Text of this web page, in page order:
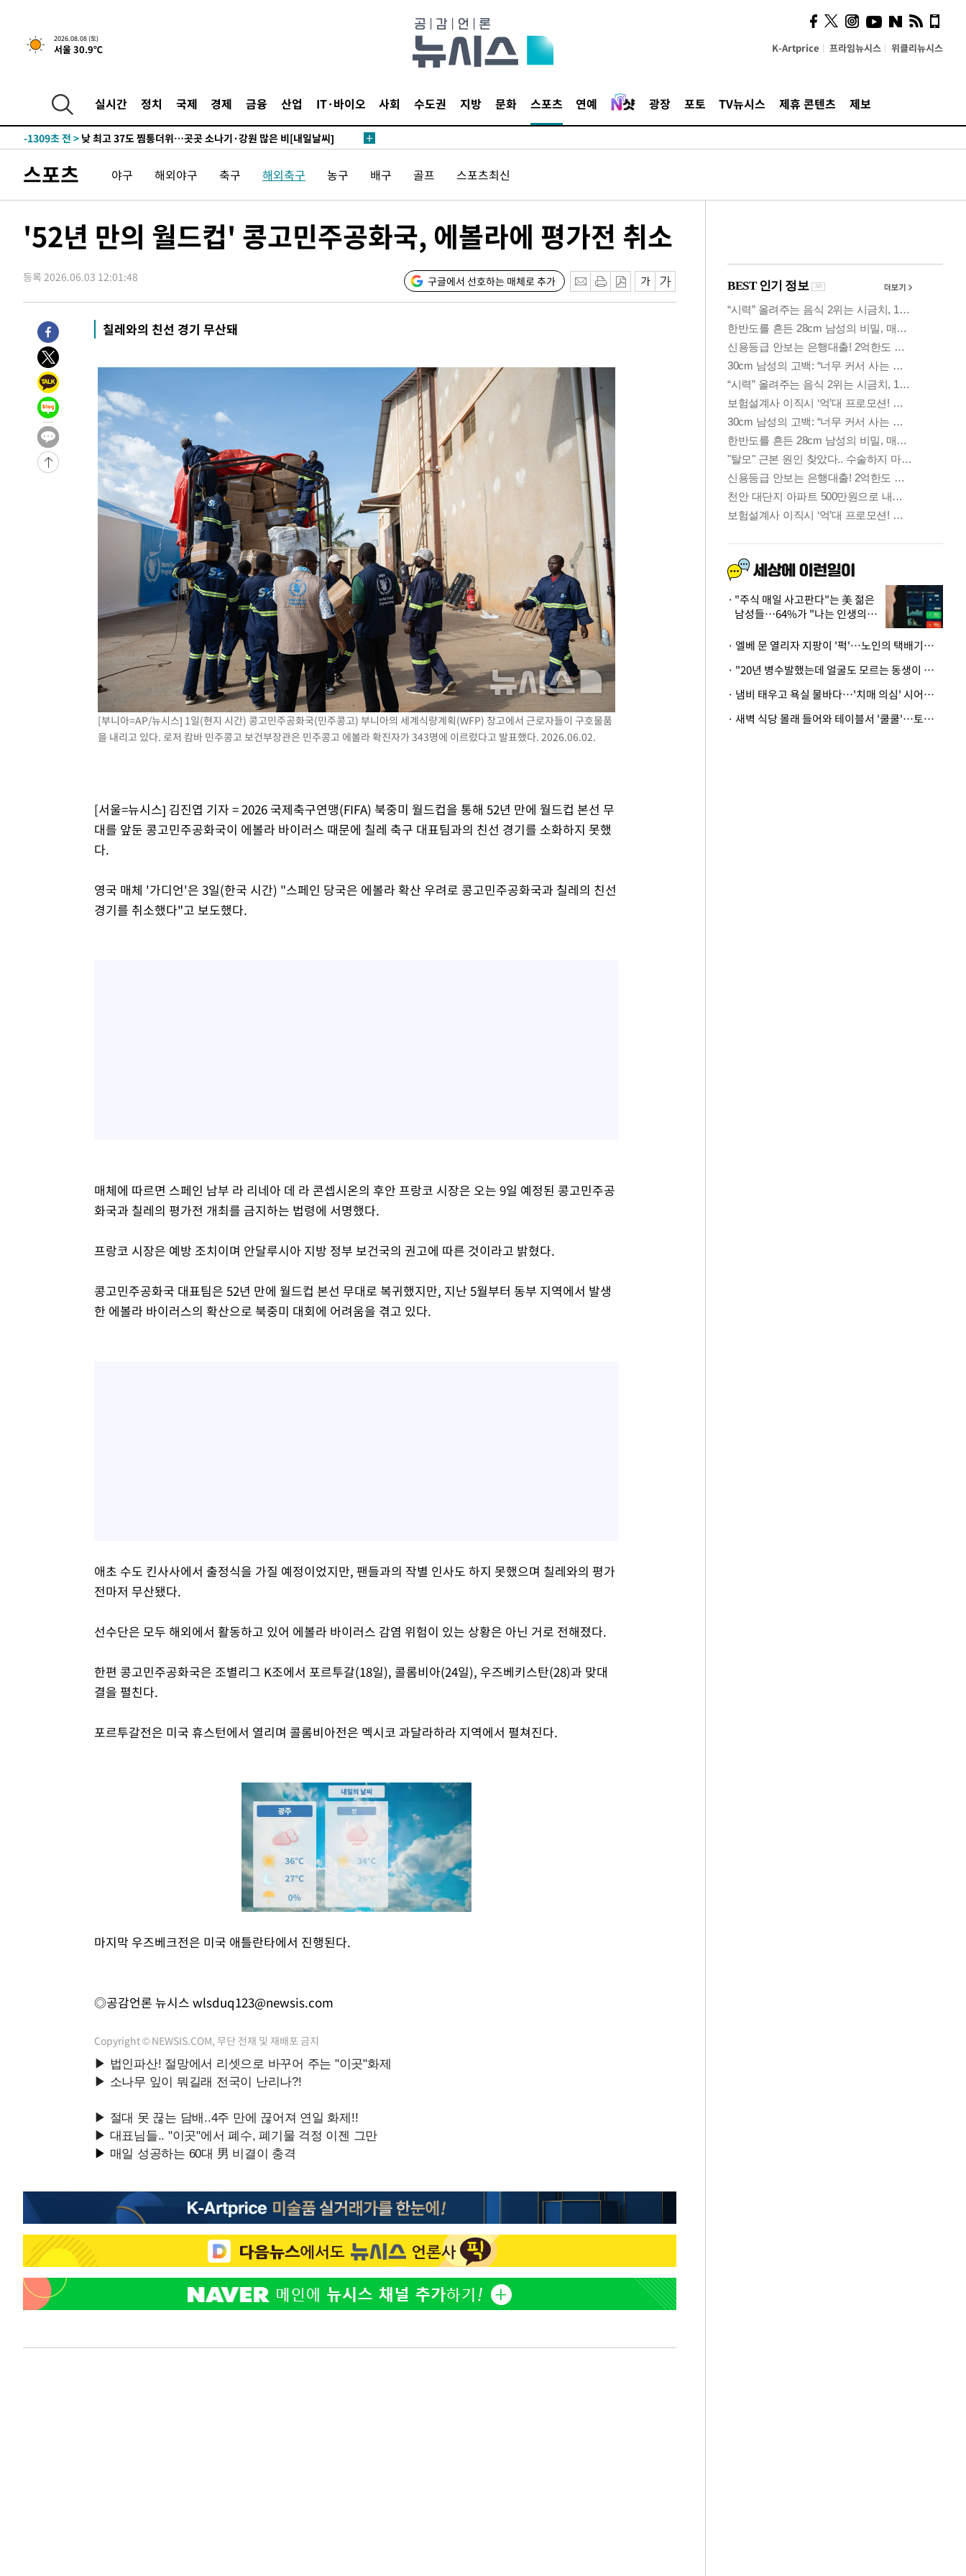
2026.08.08 (토)
서울 30.9℃ K-Artprice 프라임뉴시스 위클리뉴시스
실시간 정치 국제 경제 금융 산업 IT·바이오 사회 수도권 지방 문화 스포츠 연예 광장 포토 TV뉴시스 제휴 콘텐츠 제보
↓-12758초 전 >[속보]이 대통령 "부동산 공급 기존 사고방식 매달리지 말고 과감히
실천"
-11843초 전 >이란, "오만과 '중앙 단일 루트' 합의…북쪽 인바운드·남쪽 아웃바
-3375초 전 >
[속보]이 대통령, '호우피해' 안동·의성 관할 4개 면 특별재난지역 선
-3338초 전 >
갈 수도
-1309초 전 > 낮 최고 37도 찜통더위…곳곳 소나기·강원 많은 비[내일날씨]
58분 전 >여자배구 이재영·이다영 자매, 아제르바이잔 투란VC 입단
1시간 전 >외국인 심판 성 접대 7경기 들여다보니…한국 축구 '5승 2무'
1시간 전 >[속보]코스피, 6200선 약보합…0.60% 내린 6258.77에 마쳐
1시간 전 >[속보] 노원서 40.1도 관측…서울, 2018년 이후 첫 40도
2시간 전 >[속보]종합특검, '계엄 수용공간 확보' 신용해 前교정본부장 기소
2시간 전 >
외신들도 주목한 韓축구 파문…"국민적 공분에 수사 재개"
2시간 전 >
11시간 압수수색에 성접대 파문까지…'쑥대밭' 된 축구협회
2시간 전 >
후임
-20328초 전 >
-17467초 전 >
미 사업체 일자리, 7월에 2.3만개 순감하고 그 전 2개월 10.3만개
하향수정 (2보)
-16915초 전 >
[속보] 미 사업체, 일자리 7월에 2.3만 개 줄어…실업률은 4.1%로
-12778초 전 >
[속보]이 대통령 "부동산 공급 기존 사고방식 매달리지 말고 과감히
실천"
-11863초 전 >
이란, "오만과 '중앙 단일 루트' 합의…북쪽 인바운드·남쪽 아웃바
운드는 임시"
"낮 기온 소폭 하락"…수도권 폭염중대경보, 폭염경보로 하향
[속보]이 대통령, '호우피해' 안동·의성 관할 4개 면 특별재난지역 선
[단독]중수청 지원 검사들, 정원 초과 시 낮은 계급 임용…희망지 못
낮 최고 37도 찜통더위…곳곳 소나기·강원 많은 비[내일날씨]
SK하이닉스, 용인·청주 팹에 54조 투자…"AI 메모리 수요 선제 대응"
여자배구 이재영·이다영 자매, 아제르바이잔 투란VC 입단
외국인 심판 성 접대 7경기 들여다보니…한국 축구 '5승 2무'
[속보]코스닥, 2.86포인트(0.36%) 내린 798.81마감
[속보]코스피, 6200선 약보합…0.60% 내린 6258.77에 마쳐
[속보]원·달러 환율, 7.7원 내린 1416.1원 마감
[속보] 노원서 40.1도 관측…서울, 2018년 이후 첫 40도
[속보]종합특검, '계엄 수용공간 확보' 신용해 前교정본부장 기소
외신들도 주목한 韓축구 파문…"국민적 공분에 수사 재개"
11시간 압수수색에 성접대 파문까지…'쑥대밭' 된 축구협회
스포츠 야구 해외야구 축구 해외축구 농구 배구 골프 스포츠최신
'52년 만의 월드컵' 콩고민주공화국, 에볼라에 평가전 취소
등록 2026.06.03 12:01:48 구글에서 선호하는 매체로 추가
칠레와의 친선 경기 무산돼
[부니아=AP/뉴시스] 1일(현지 시간) 콩고민주공화국(민주콩고) 부니아의 세계식량계획(WFP) 창고에서 근로자들이 구호물품
을 내리고 있다. 로저 캄바 민주콩고 보건부장관은 민주콩고 에볼라 확진자가 343명에 이르렀다고 발표했다. 2026.06.02.
[서울=뉴시스] 김진엽 기자 = 2026 국제축구연맹(FIFA) 북중미 월드컵을 통해 52년 만에 월드컵 본선 무
대를 앞둔 콩고민주공화국이 에볼라 바이러스 때문에 칠레 축구 대표팀과의 친선 경기를 소화하지 못했
다.
영국 매체 '가디언'은 3일(한국 시간) "스페인 당국은 에볼라 확산 우려로 콩고민주공화국과 칠레의 친선
경기를 취소했다"고 보도했다.
매체에 따르면 스페인 남부 라 리네아 데 라 콘셉시온의 후안 프랑코 시장은 오는 9일 예정된 콩고민주공
화국과 칠레의 평가전 개최를 금지하는 법령에 서명했다.
프랑코 시장은 예방 조치이며 안달루시아 지방 정부 보건국의 권고에 따른 것이라고 밝혔다.
콩고민주공화국 대표팀은 52년 만에 월드컵 본선 무대로 복귀했지만, 지난 5월부터 동부 지역에서 발생
한 에볼라 바이러스의 확산으로 북중미 대회에 어려움을 겪고 있다.
애초 수도 킨사사에서 출정식을 가질 예정이었지만, 팬들과의 작별 인사도 하지 못했으며 칠레와의 평가
전마저 무산됐다.
선수단은 모두 해외에서 활동하고 있어 에볼라 바이러스 감염 위험이 있는 상황은 아닌 거로 전해졌다.
한편 콩고민주공화국은 조별리그 K조에서 포르투갈(18일), 콜롬비아(24일), 우즈베키스탄(28)과 맞대
결을 펼친다.
포르투갈전은 미국 휴스턴에서 열리며 콜롬비아전은 멕시코 과달라하라 지역에서 펼쳐진다.
마지막 우즈베크전은 미국 애틀란타에서 진행된다.
◎공감언론 뉴시스 wlsduq123@newsis.com
Copyright © NEWSIS.COM, 무단 전재 및 재배포 금지
시, 스마트폰 액세서리에
NFC 더했다
"주식 매일 사고판다"는 美 젊은
남성들…64%가 "나는 인생의
· 엘베 문 열리자 지팡이 '퍽'…노인의 택배기사 폭행 이유
· "20년 병수발했는데 얼굴도 모르는 동생이 유산 절반을"…배다른 형제 상속권 있을까
· 냄비 태우고 욕실 물바다…'치매 의심' 시어머니 검사 권유했다가 '날벼락'
· 새벽 식당 몰래 들어와 테이블서 '쿨쿨'…토사물 남기고 사라진 남성